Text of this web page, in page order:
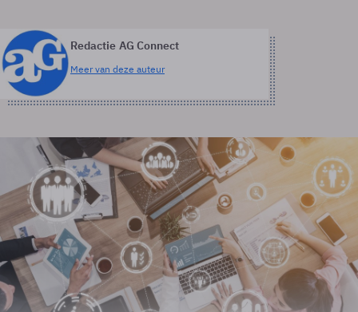
Redactie AG Connect
Meer van deze auteur